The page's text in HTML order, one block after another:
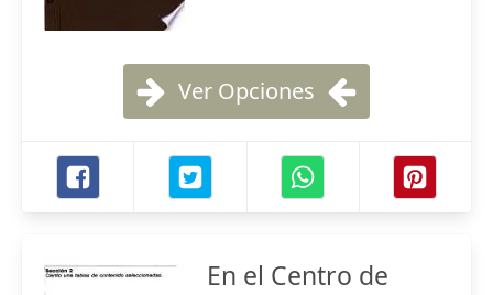
Ver Opciones
En el Centro de